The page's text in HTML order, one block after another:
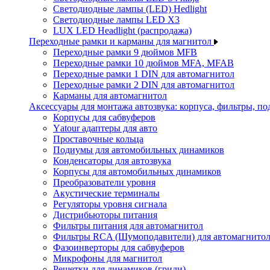
Светодиодные лампы (LED) Hedlight
Светодиодные лампы LED X3
LUX LED Headlight (распродажа)
Переходные рамки и карманы для магнитол
Переходные рамки 9 дюймов MFB
Переходные рамки 10 дюймов MFA, MFAB
Переходные рамки 1 DIN для автомагнитол
Переходные рамки 2 DIN для автомагнитол
Карманы для автомагнитол
Аксессуары для монтажа автозвука: корпуса, фильтры,
Корпусы для сабвуферов
Yаtour адаптеры для авто
Проставочные кольца
Подиумы для автомобильных динамиков
Конденсаторы для автозвука
Корпусы для автомобильных динамиков
Преобразователи уровня
Акустические терминалы
Регуляторы уровня сигнала
Дистрибьюторы питания
Фильтры питания для автомагнитол
Фильтры RCA (Шумоподавители) для автомагнитол
Фазоинверторы для сабвуферов
Микрофоны для магнитол